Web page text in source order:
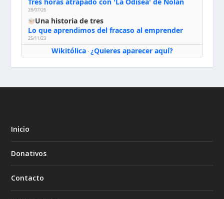
Tres horas atrapado con 'La Odisea' de Nolan
28/07/26
Una historia de tres
Lo que aprendimos del fracaso al emprender
25/11/23
Wikitólica· ¿Quieres aparecer aquí?
Inicio
Donativos
Contacto